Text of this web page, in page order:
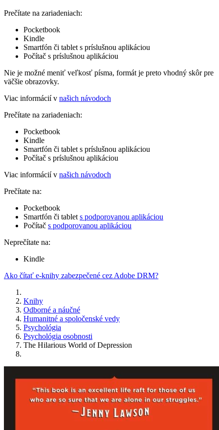
Prečítate na zariadeniach:
Pocketbook
Kindle
Smartfón či tablet s príslušnou aplikáciou
Počítač s príslušnou aplikáciou
Nie je možné meniť veľkosť písma, formát je preto vhodný skôr pre
väčšie obrazovky.
Viac informácií v našich návodoch
Prečítate na zariadeniach:
Pocketbook
Kindle
Smartfón či tablet s príslušnou aplikáciou
Počítač s príslušnou aplikáciou
Viac informácií v našich návodoch
Prečítate na:
Pocketbook
Smartfón či tablet s podporovanou aplikáciou
Počítač s podporovanou aplikáciou
Neprečítate na:
Kindle
Ako čítať e-knihy zabezpečené cez Adobe DRM?
Knihy
Odborné a náučné
Humanitné a spoločenské vedy
Psychológia
Psychológia osobnosti
The Hilarious World of Depression